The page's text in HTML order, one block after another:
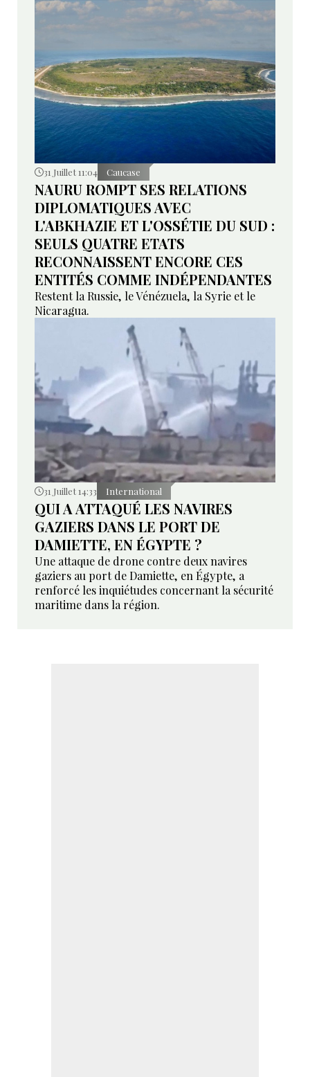
31 Juillet 11:04 Caucase
NAURU ROMPT SES RELATIONS
DIPLOMATIQUES AVEC
L'ABKHAZIE ET L'OSSÉTIE DU SUD :
SEULS QUATRE ETATS
RECONNAISSENT ENCORE CES
ENTITÉS COMME INDÉPENDANTES
Restent la Russie, le Vénézuela, la Syrie et le
Nicaragua.
31 Juillet 14:33 International
QUI A ATTAQUÉ LES NAVIRES
GAZIERS DANS LE PORT DE
DAMIETTE, EN ÉGYPTE ?
Une attaque de drone contre deux navires
gaziers au port de Damiette, en Égypte, a
renforcé les inquiétudes concernant la sécurité
maritime dans la région.